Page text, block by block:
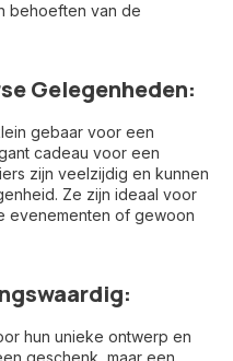
behoeften van de
Gelegenheden:
gebaar voor een
cadeau voor een
zijn veelzijdig en kunnen
Ze zijn ideaal voor
evenementen of gewoon
hun unieke ontwerp en
geschenk, maar een